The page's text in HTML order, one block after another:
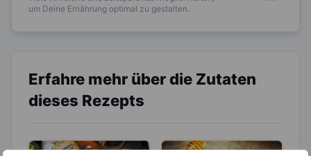
um Deine Ernährung optimal zu gestalten.
Erfahre mehr über die Zutaten
dieses Rezepts